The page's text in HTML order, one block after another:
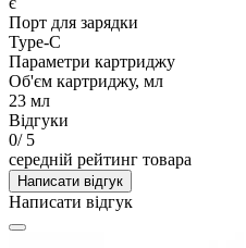
Порт для зарядки
Type-C
Параметри картриджу
Об'єм картриджу, мл
23 мл
Відгуки
0/ 5
середній рейтинг товара
Написати відгук
Написати відгук